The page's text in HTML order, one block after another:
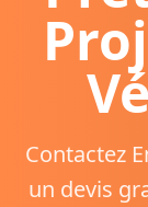
Contactez
un devis